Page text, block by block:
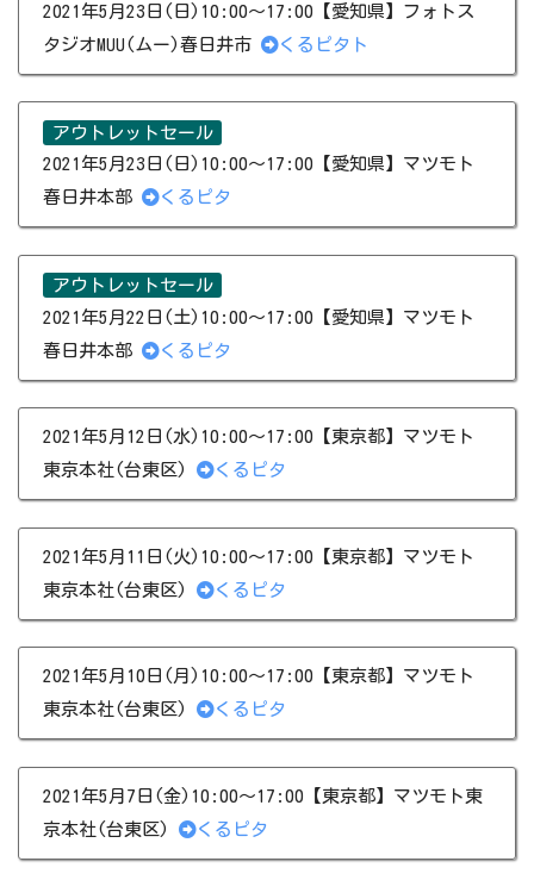
2021年5月23日(日)10:00～17:00【愛知県】フォトス
タジオMUU(ムー)春日井市
くるピタト
アウトレットセール
2021年5月23日(日)10:00～17:00【愛知県】マツモト
春日井本部
くるピタ
アウトレットセール
2021年5月22日(土)10:00～17:00【愛知県】マツモト
春日井本部
くるピタ
2021年5月12日(水)10:00～17:00【東京都】マツモト
東京本社(台東区)
くるピタ
2021年5月11日(火)10:00～17:00【東京都】マツモト
東京本社(台東区)
くるピタ
2021年5月10日(月)10:00～17:00【東京都】マツモト
東京本社(台東区)
くるピタ
2021年5月7日(金)10:00～17:00【東京都】マツモト東
京本社(台東区)
くるピタ